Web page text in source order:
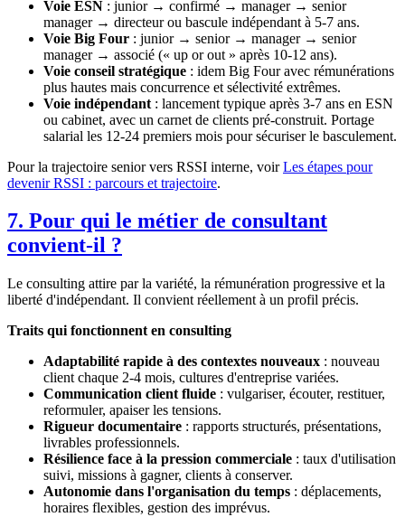
Voie ESN : junior → confirmé → manager → senior
manager → directeur ou bascule indépendant à 5-7 ans.
Voie Big Four : junior → senior → manager → senior
manager → associé (« up or out » après 10-12 ans).
Voie conseil stratégique : idem Big Four avec rémunérations
plus hautes mais concurrence et sélectivité extrêmes.
Voie indépendant : lancement typique après 3-7 ans en ESN
ou cabinet, avec un carnet de clients pré-construit. Portage
salarial les 12-24 premiers mois pour sécuriser le basculement.
Pour la trajectoire senior vers RSSI interne, voirLes étapes pour
devenir RSSI : parcours et trajectoire.
7. Pour qui le métier de consultant
convient-il ?
Le consulting attire par la variété, la rémunération progressive et la
liberté d'indépendant. Il convient réellement à un profil précis.
Traits qui fonctionnent en consulting
Adaptabilité rapide à des contextes nouveaux : nouveau
client chaque 2-4 mois, cultures d'entreprise variées.
Communication client fluide : vulgariser, écouter, restituer,
reformuler, apaiser les tensions.
Rigueur documentaire : rapports structurés, présentations,
livrables professionnels.
Résilience face à la pression commerciale : taux d'utilisation
suivi, missions à gagner, clients à conserver.
Autonomie dans l'organisation du temps : déplacements,
horaires flexibles, gestion des imprévus.